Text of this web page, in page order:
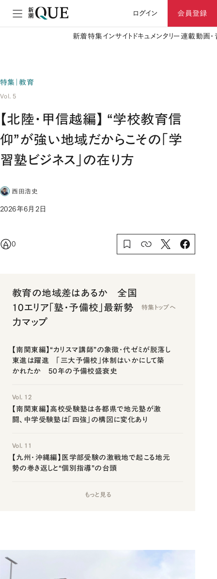
ログイン 会員登録
新着特集 インサイト ドキュメンタリー 連載動画
特集｜教育
Vol. 5
【北陸・甲信越編】 “学校教育信
仰”が強い地域だからこその「学
習塾ビジネス」の在り方
西田浩史
2026年6月2日
0
教育の地域差はあるか 全国
10エリア「塾・予備校」最新勢
力マップ
特集トップへ
【南関東編】“カリスマ講師”の象徴・代ゼミが脱落し
東進は躍進 「三大予備校」体制はいかにして築
かれたか 50年の予備校盛衰史
Vol. 12
【南関東編】高校受験塾は各都県で地元塾が激
闘、中学受験塾は「四強」の構図に変化あり
Vol. 11
【九州・沖縄編】医学部受験の激戦地で起こる地元
勢の巻き返しと“個別指導”の台頭
もっと見る